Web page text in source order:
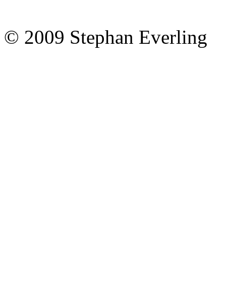
© 2009 Stephan Everling